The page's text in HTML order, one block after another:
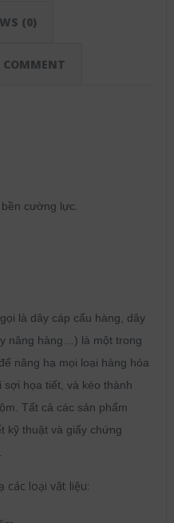
(0)
COMMENT
cường lực.
là dây cáp cẩu hàng, dây
nâng hàng…) là một trong
nâng hạ mọi loại hàng hóa
họa tiết, và kéo thành
Tất cả các sản phẩm
kỹ thuật và giấy chứng
các loại vât liệu: